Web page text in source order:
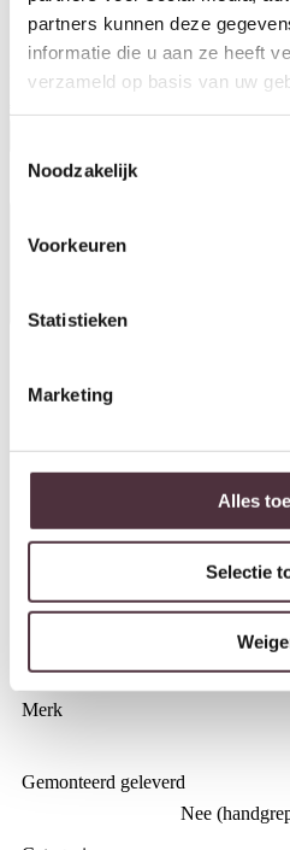
partners kunnen deze
informatie die u aan ze heeft
verzameld op basis van uw
Noodzakelijk
Voorkeuren
Statistieken
Marketing
Alles
Selectie
By-Boo salontafel Bond 60x60x42
Merk
Gemonteerd geleverd
Nee